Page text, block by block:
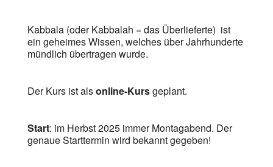
Kabbala (oder Kabbalah = das Überlieferte) ist
ein geheimes Wissen, welches über Jahrhunderte
mündlich übertragen wurde.
Der Kurs ist alsonline-Kursgeplant.
Start: im Herbst 2025 immer Montagabend. Der
genaue Starttermin wird bekannt gegeben!